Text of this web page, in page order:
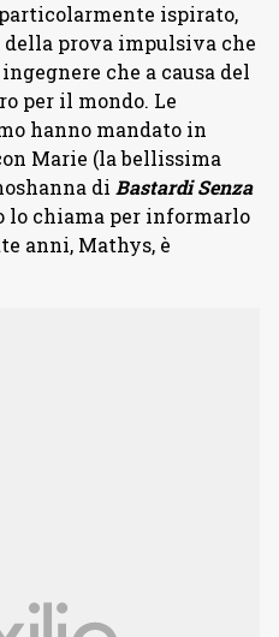
ispirato,
della prova impulsiva che
che a causa del
per il mondo. Le
hanno mandato in
Marie (la bellissima
di Bastardi Senza
lo chiama per informarlo
anni, Mathys, è